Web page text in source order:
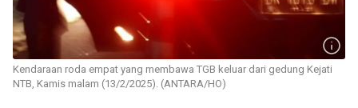
Kendaraan roda empat yang membawa TGB keluar dari gedung Kejati
NTB, Kamis malam (13/2/2025). (ANTARA/HO)